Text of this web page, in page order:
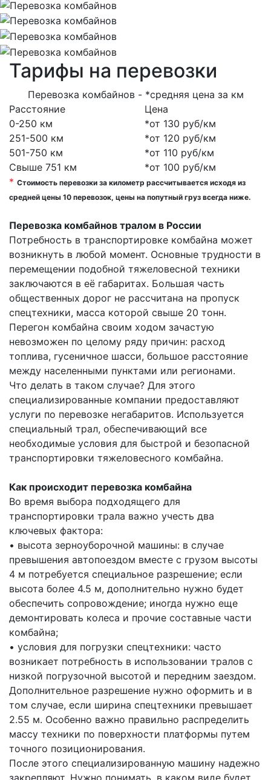
Тарифы на перевозки
Перевозка комбайнов - *средняя цена за км
Расстояние
Цена
0-250 км
*от 130 руб/км
251-500 км
*от 120 руб/км
501-750 км
*от 110 руб/км
Свыше 751 км
*от 100 руб/км
* Стоимость перевозки за километр рассчитывается иcходя из
средней цены 10 перевозок, цены на попутный груз всегда ниже.
Перевозка комбайнов тралом в России
Потребность в транспортировке комбайна может
возникнуть в любой момент. Основные трудности в
перемещении подобной тяжеловесной техники
заключаются в её габаритах. Большая часть
общественных дорог не рассчитана на пропуск
спецтехники, масса которой свыше 20 тонн.
Перегон комбайна своим ходом зачастую
невозможен по целому ряду причин: расход
топлива, гусеничное шасси, большое расстояние
между населенными пунктами или регионами.
Что делать в таком случае? Для этого
специализированные компании предоставляют
услуги по перевозке негабаритов. Используется
специальный трал, обеспечивающий все
необходимые условия для быстрой и безопасной
транспортировки тяжеловесного комбайна.
Как происходит перевозка комбайна
Во время выбора подходящего для
транспортировки трала важно учесть два
ключевых фактора:
• высота зерноуборочной машины: в случае
превышения автопоездом вместе с грузом высоты
4 м потребуется специальное разрешение; если
высота более 4.5 м, дополнительно нужно будет
обеспечить сопровождение; иногда нужно еще
демонтировать колеса и прочие составные части
комбайна;
• условия для погрузки спецтехники: часто
возникает потребность в использовании тралов с
низкой погрузочной высотой и передним заездом.
Дополнительное разрешение нужно оформить и в
том случае, если ширина спецтехники превышает
2.55 м. Особенно важно правильно распределить
массу техники по поверхности платформы путем
точного позиционирования.
После этого специализированную машину надежно
закрепляют. Нужно понимать, в каком виде будет